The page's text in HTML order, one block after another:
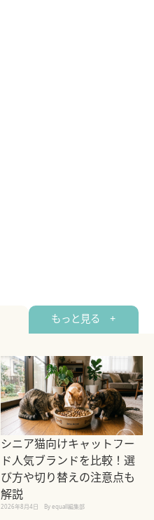
もっと見る +
シニア猫向けキャットフー
ド人気ブランドを比較！選
び方や切り替えの注意点も
解説
2026年8月4日 By equall編集部